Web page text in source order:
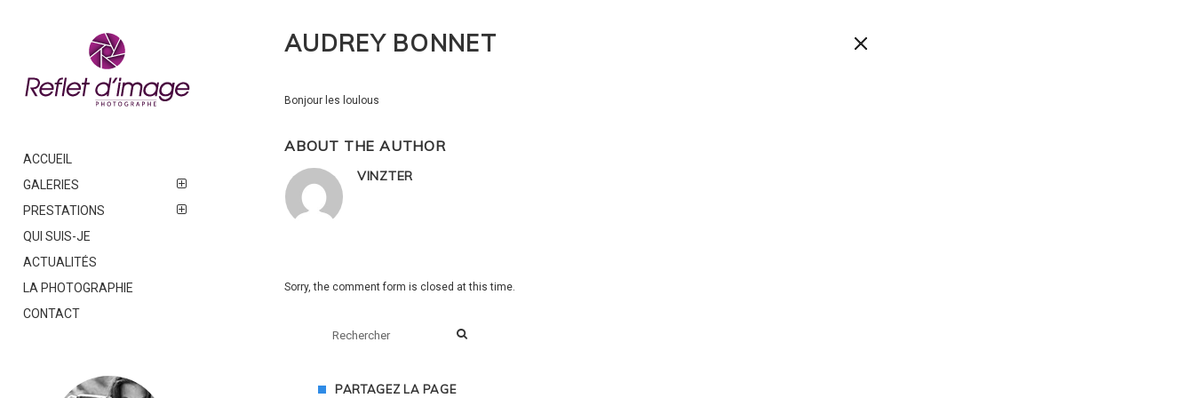
ACCUEIL
GALERIES
PRESTATIONS
QUI SUIS-JE
ACTUALITÉS
LA PHOTOGRAPHIE
CONTACT
AUDREY BONNET
Bonjour les loulous
ABOUT THE AUTHOR
VINZTER
Sorry, the comment form is closed at this time.
PARTAGEZ LA PAGE